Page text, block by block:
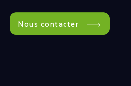
Nous contacter